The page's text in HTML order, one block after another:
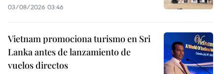
03/08/2026 03:46
Vietnam promociona turismo en Sri
Lanka antes de lanzamiento de
vuelos directos